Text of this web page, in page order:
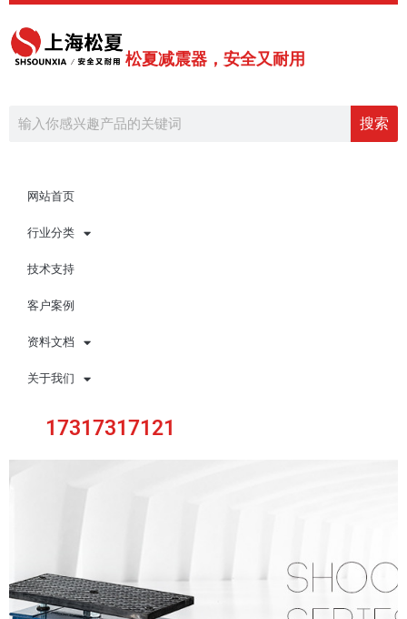
跳
内
松夏减震器，安全又耐用
搜索
网站首页
行业分类
技术支持
客户案例
资料文档
关于我们
17317317121